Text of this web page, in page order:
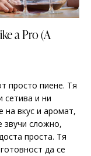
a Pro (A
просто пиене. Тя
сетива и ни
на вкус и аромат,
звучи сложно,
проста. Тя
да се